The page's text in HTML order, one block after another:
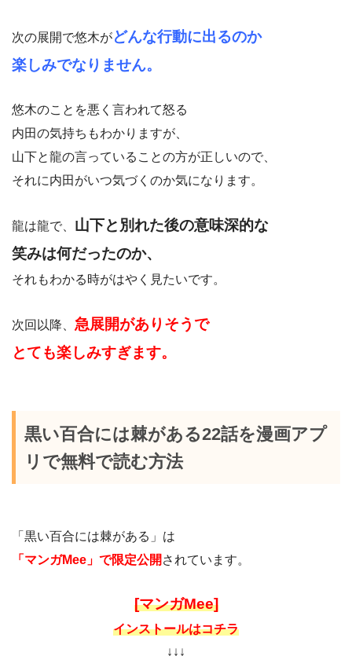
次の展開で悠木がどんな行動に出るのか
楽しみでなりません。
悠木のことを悪く言われて怒る
内田の気持ちもわかりますが、
山下と龍の言っていることの方が正しいので、
それに内田がいつ気づくのか気になります。
龍は龍で、 山下と別れた後の意味深的な
笑みは何だったのか、
それもわかる時がはやく見たいです。
次回以降、 急展開がありそうで
とても楽しみすぎます。
黒い百合には棘がある22話を漫画アプ
リで無料で読む方法
「黒い百合には棘がある」は
「マンガMee」で限定公開 されています。
[マンガMee]
インストールはコチラ
↓↓↓